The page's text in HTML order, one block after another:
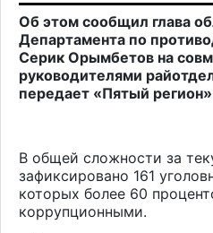
Об этом сообщил глава
Департамента по
Серик Орымбетов на
руководителями
передает «Пятый
В общей сложности за
зафиксировано 161
которых более 60
коррупционными.